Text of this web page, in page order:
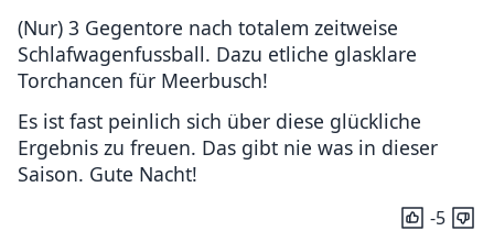
(Nur) 3 Gegentore nach totalem zeitweise
Schlafwagenfussball. Dazu etliche glasklare
Torchancen für Meerbusch!
Es ist fast peinlich sich über diese glückliche
Ergebnis zu freuen. Das gibt nie was in dieser
Saison. Gute Nacht!
-5